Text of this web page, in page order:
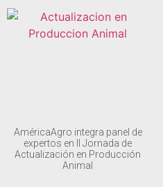
AméricaAgro integra panel de
expertos en II Jornada de
Actualización en Producción
Animal